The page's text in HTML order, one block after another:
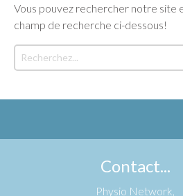
Vous pouvez rechercher notre site
champ de recherche ci-dessous!
Contact...
Physio Network,